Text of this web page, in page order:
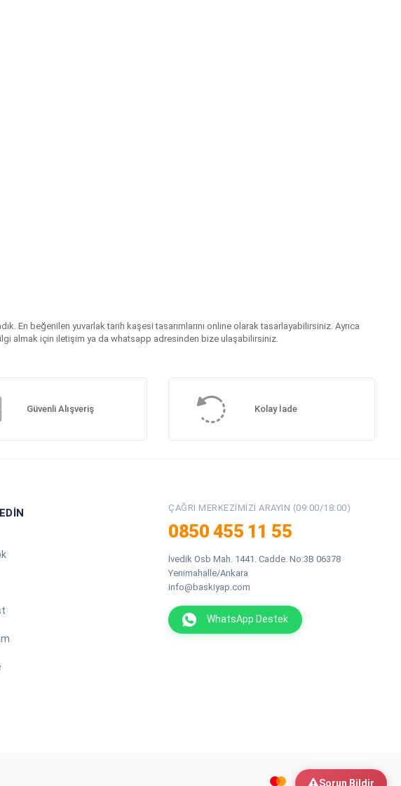
En beğenilen yuvarlak tarih kaşesi tasarımlarını online olarak tasarlayabilirsiniz. Ayrıca
bilgi almak için iletişim ya da whatsapp adresinden bize ulaşabilirsiniz.
Güvenli Alışveriş Kolay İade
ÇAĞRI MERKEZIMIZI ARAYIN (09:00/18:00)
0850 455 11 55
İvedik Osb Mah. 1441. Cadde. No:3B 06378
Yenimahalle/Ankara
info@baskiyap.com
WhatsApp Destek
Sorun Bildir